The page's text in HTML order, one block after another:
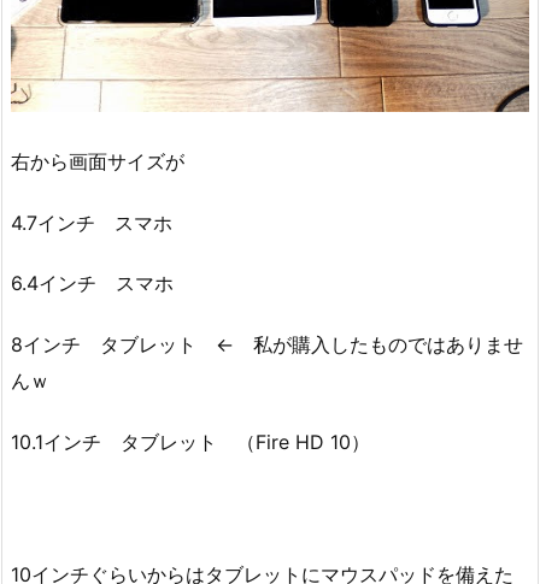
右から画面サイズが
4.7インチ スマホ
6.4インチ スマホ
8インチ タブレット ← 私が購入したものではありませ
んｗ
10.1インチ タブレット （Fire HD 10）
10インチぐらいからはタブレットにマウスパッドを備えた